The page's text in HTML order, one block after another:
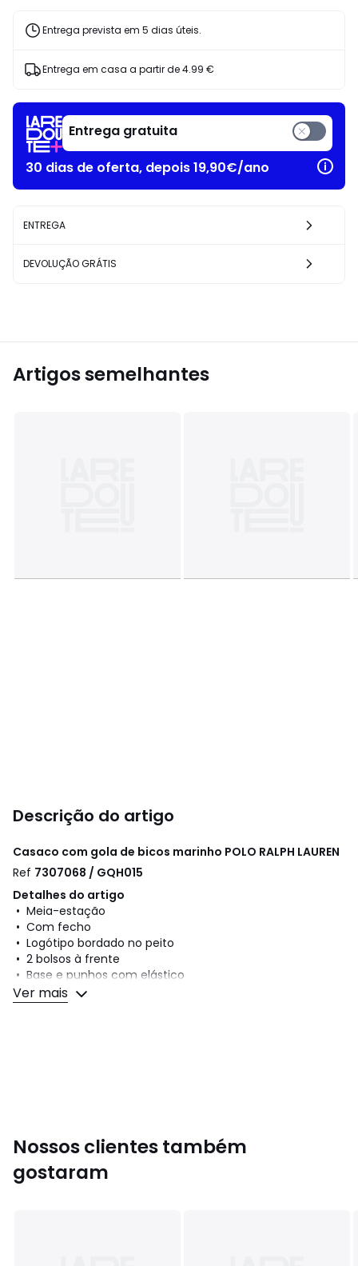
de
desconto
Entrega prevista em 5 dias úteis.
Entrega em casa a partir de4.99 €
Entrega gratuita
30 dias de oferta, depois 19,90€/ano
ENTREGA
DEVOLUÇÃO GRÁTIS
Artigos semelhantes
Descrição do artigo
Casaco com gola de bicos marinho POLO RALPH LAUREN
Ref 7307068 / GQH015
Detalhes do artigo
• Meia-estação
• Com fecho
• Logótipo bordado no peito
• 2 bolsos à frente
• Base e punhos com elástico
• Comprimento: Curto
Cores Marinho
Tamanhos 18/20 anos, 8 anos, 10/12 anos, 14/16 anos
Ver mais
Nossos clientes também
gostaram